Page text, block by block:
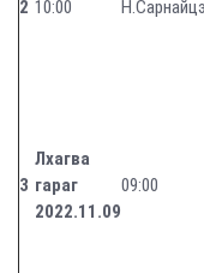
2 10:00
3
Лхагва
гараг
2022.11.09
09:00